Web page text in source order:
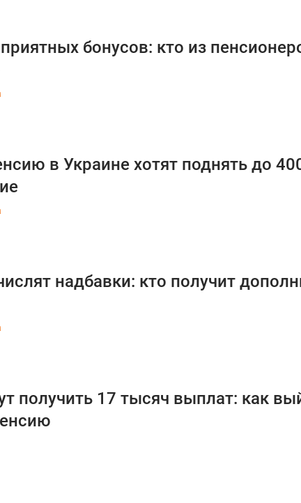
бонусов: кто из
в Украине хотят поднять до
надбавки: кто получит
получить 17 тысяч выплат: как